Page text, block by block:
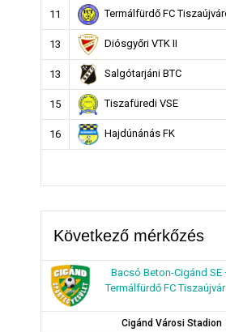
11 Termálfürdő FC
13 Diósgyőri VTK II
13 Salgótarjáni BTC
15 Tiszafüredi VSE
16 Hajdúnánás FK
Következő mérkőzés
Bacsó Beton-Cigánd SE
Termálfürdő FC
Cigánd Városi Stadion